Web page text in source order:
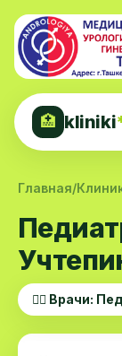
🏥 kliniki
Главная/
👨‍⚕️ Врачи: